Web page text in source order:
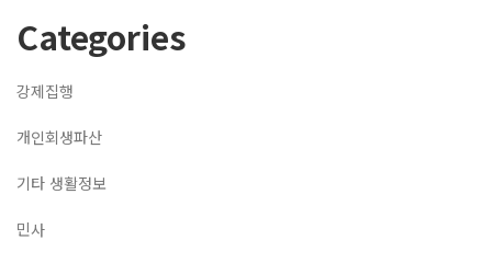
Categories
강제집행
개인회생파산
기타 생활정보
민사